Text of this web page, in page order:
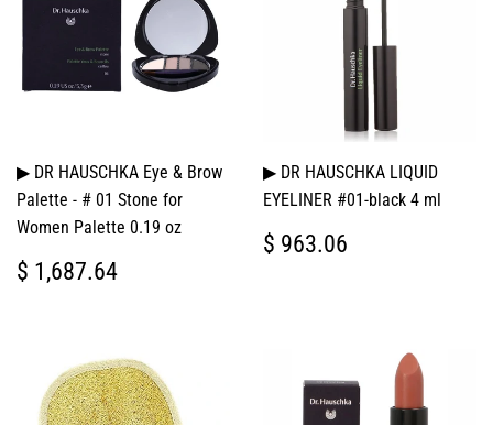
▶ DR HAUSCHKA Eye & Brow
Palette - # 01 Stone for
Women Palette 0.19 oz
PRECIO
HABITUAL
$ 1,687.64
▶ DR HAUSCHKA LIQUID
EYELINER #01-black 4 ml
PRECIO
HABITUAL
$ 963.06